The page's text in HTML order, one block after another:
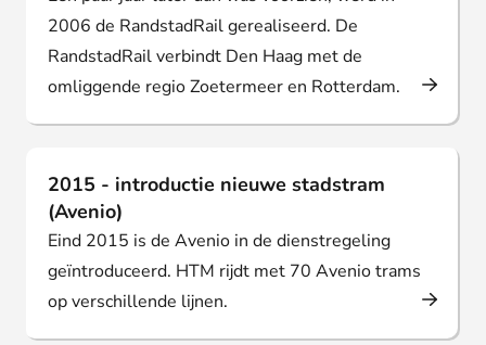
2006 de RandstadRail gerealiseerd. De
RandstadRail verbindt Den Haag met de
omliggende regio Zoetermeer en Rotterdam.
2015 - introductie nieuwe stadstram
(Avenio)
Eind 2015 is de Avenio in de dienstregeling
geïntroduceerd. HTM rijdt met 70 Avenio trams
op verschillende lijnen.